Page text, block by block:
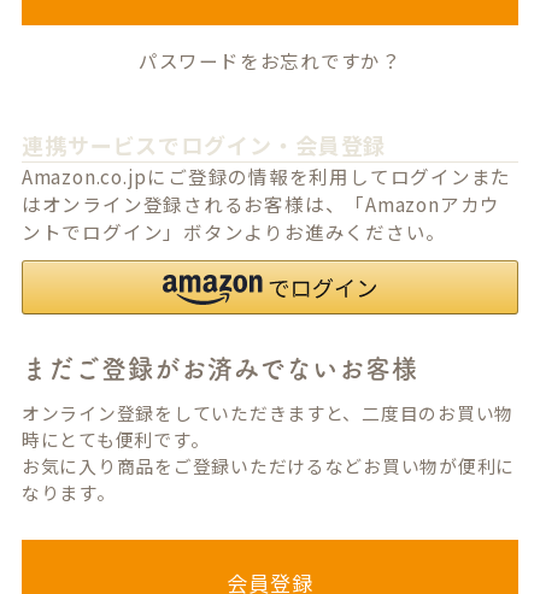
パスワードをお忘れですか？
連携サービスでログイン・会員登録
Amazon.co.jpにご登録の情報を利用してログインまた
はオンライン登録されるお客様は、「Amazonアカウ
ントでログイン」ボタンよりお進みください。
まだご登録がお済みでないお客様
オンライン登録をしていただきますと、二度目のお買い物
時にとても便利です。
お気に入り商品をご登録いただけるなどお買い物が便利に
なります。
会員登録